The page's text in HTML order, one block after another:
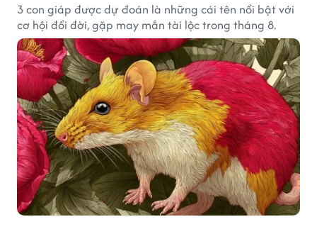
3 con giáp được dự đoán là những cái tên nổi bật với
cơ hội đổi đời, gặp may mắn tài lộc trong tháng 8.